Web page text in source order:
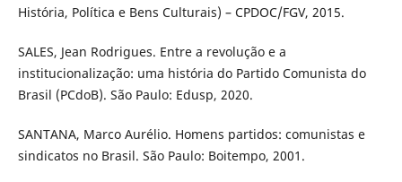
História, Política e Bens Culturais) – CPDOC/FGV, 2015.
SALES, Jean Rodrigues. Entre a revolução e a
institucionalização: uma história do Partido Comunista do
Brasil (PCdoB). São Paulo: Edusp, 2020.
SANTANA, Marco Aurélio. Homens partidos: comunistas e
sindicatos no Brasil. São Paulo: Boitempo, 2001.